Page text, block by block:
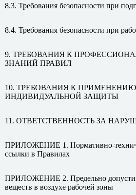
8.3. Требования безопасности при
8.4. Требования безопасности при
9. ТРЕБОВАНИЯ К
ЗНАНИЙ ПРАВИЛ
10. ТРЕБОВАНИЯ К
ИНДИВИДУАЛЬНОЙ ЗАЩИТЫ
11. ОТВЕТСТВЕННОСТЬ ЗА
ПРИЛОЖЕНИЕ 1. Нормативно-
ссылки в Правилах
ПРИЛОЖЕНИЕ 2. Предельно
веществ в воздухе рабочей зоны